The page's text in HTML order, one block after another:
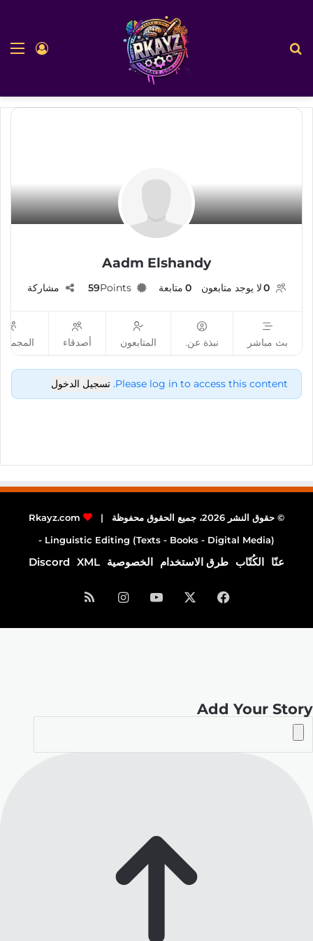
تسجيل
Aadm Elshandy
لا يوجد متابعون 0 متابعة 59Points مشاركة
بث مباشر نبذة عن. المتابعون أصدقاء
Please log in to access this content. تسجيل الدخول
© حقوق النشر 2026، جميع الحقوق محفوظة |
Rkayz.com
Linguistic Editing (Texts - Books - Digital Media) -
عنّا الكُتّاب طرق الاستخدام الخصوصية XML
Discord
فيسبوك ‫YouTubeانستقرامملخص
الموقع
Add Your Story